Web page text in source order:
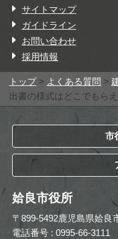
サイトマップ
ガイドライン
お問い合わせ
採用情報
トップ> よくある質問 >
出書の様式はどこでもら
市
姶良市役所
〒899-5492鹿児島県姶良
電話番号 : 0995-66-3111